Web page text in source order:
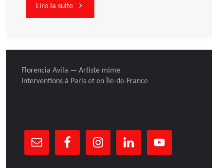
Lire la suite"Septembre
–
juin
Florencia Avila — Artiste mime
Interventions à Paris et en Île-de-France